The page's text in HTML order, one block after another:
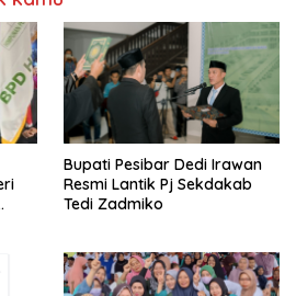
Bupati Pesibar Dedi Irawan
Resmi Lantik Pj Sekdakab
Tedi Zadmiko